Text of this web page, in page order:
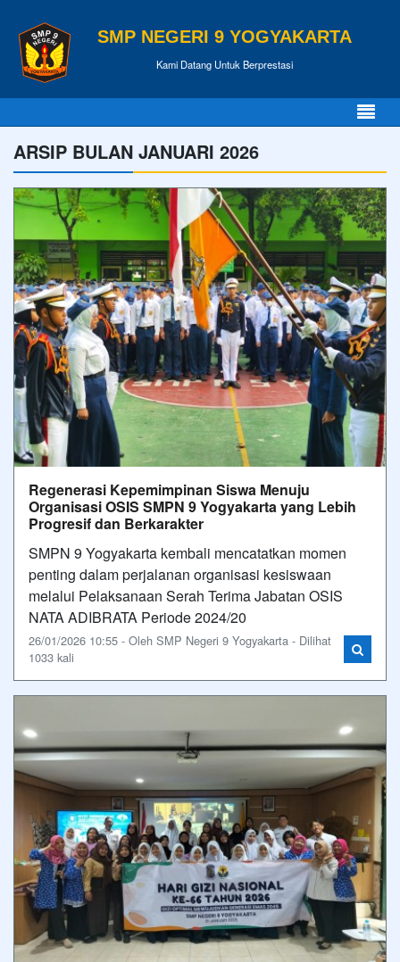
SMP NEGERI 9 YOGYAKARTA
Kami Datang Untuk Berprestasi
ARSIP BULAN JANUARI 2026
Regenerasi Kepemimpinan Siswa Menuju
Organisasi OSIS SMPN 9 Yogyakarta yang Lebih
Progresif dan Berkarakter
SMPN 9 Yogyakarta kembali mencatatkan momen
penting dalam perjalanan organisasi kesiswaan
melalui Pelaksanaan Serah Terima Jabatan OSIS
NATA ADIBRATA Periode 2024/20
26/01/2026 10:55 - Oleh SMP Negeri 9 Yogyakarta - Dilihat
1033 kali